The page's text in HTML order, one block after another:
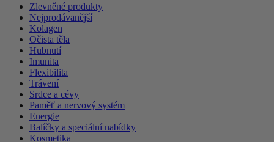
Zlevněné produkty
Nejprodávanější
Kolagen
Očista těla
Hubnutí
Imunita
Flexibilita
Trávení
Srdce a cévy
Paměť a nervový systém
Energie
Balíčky a speciální nabídky
Kosmetika